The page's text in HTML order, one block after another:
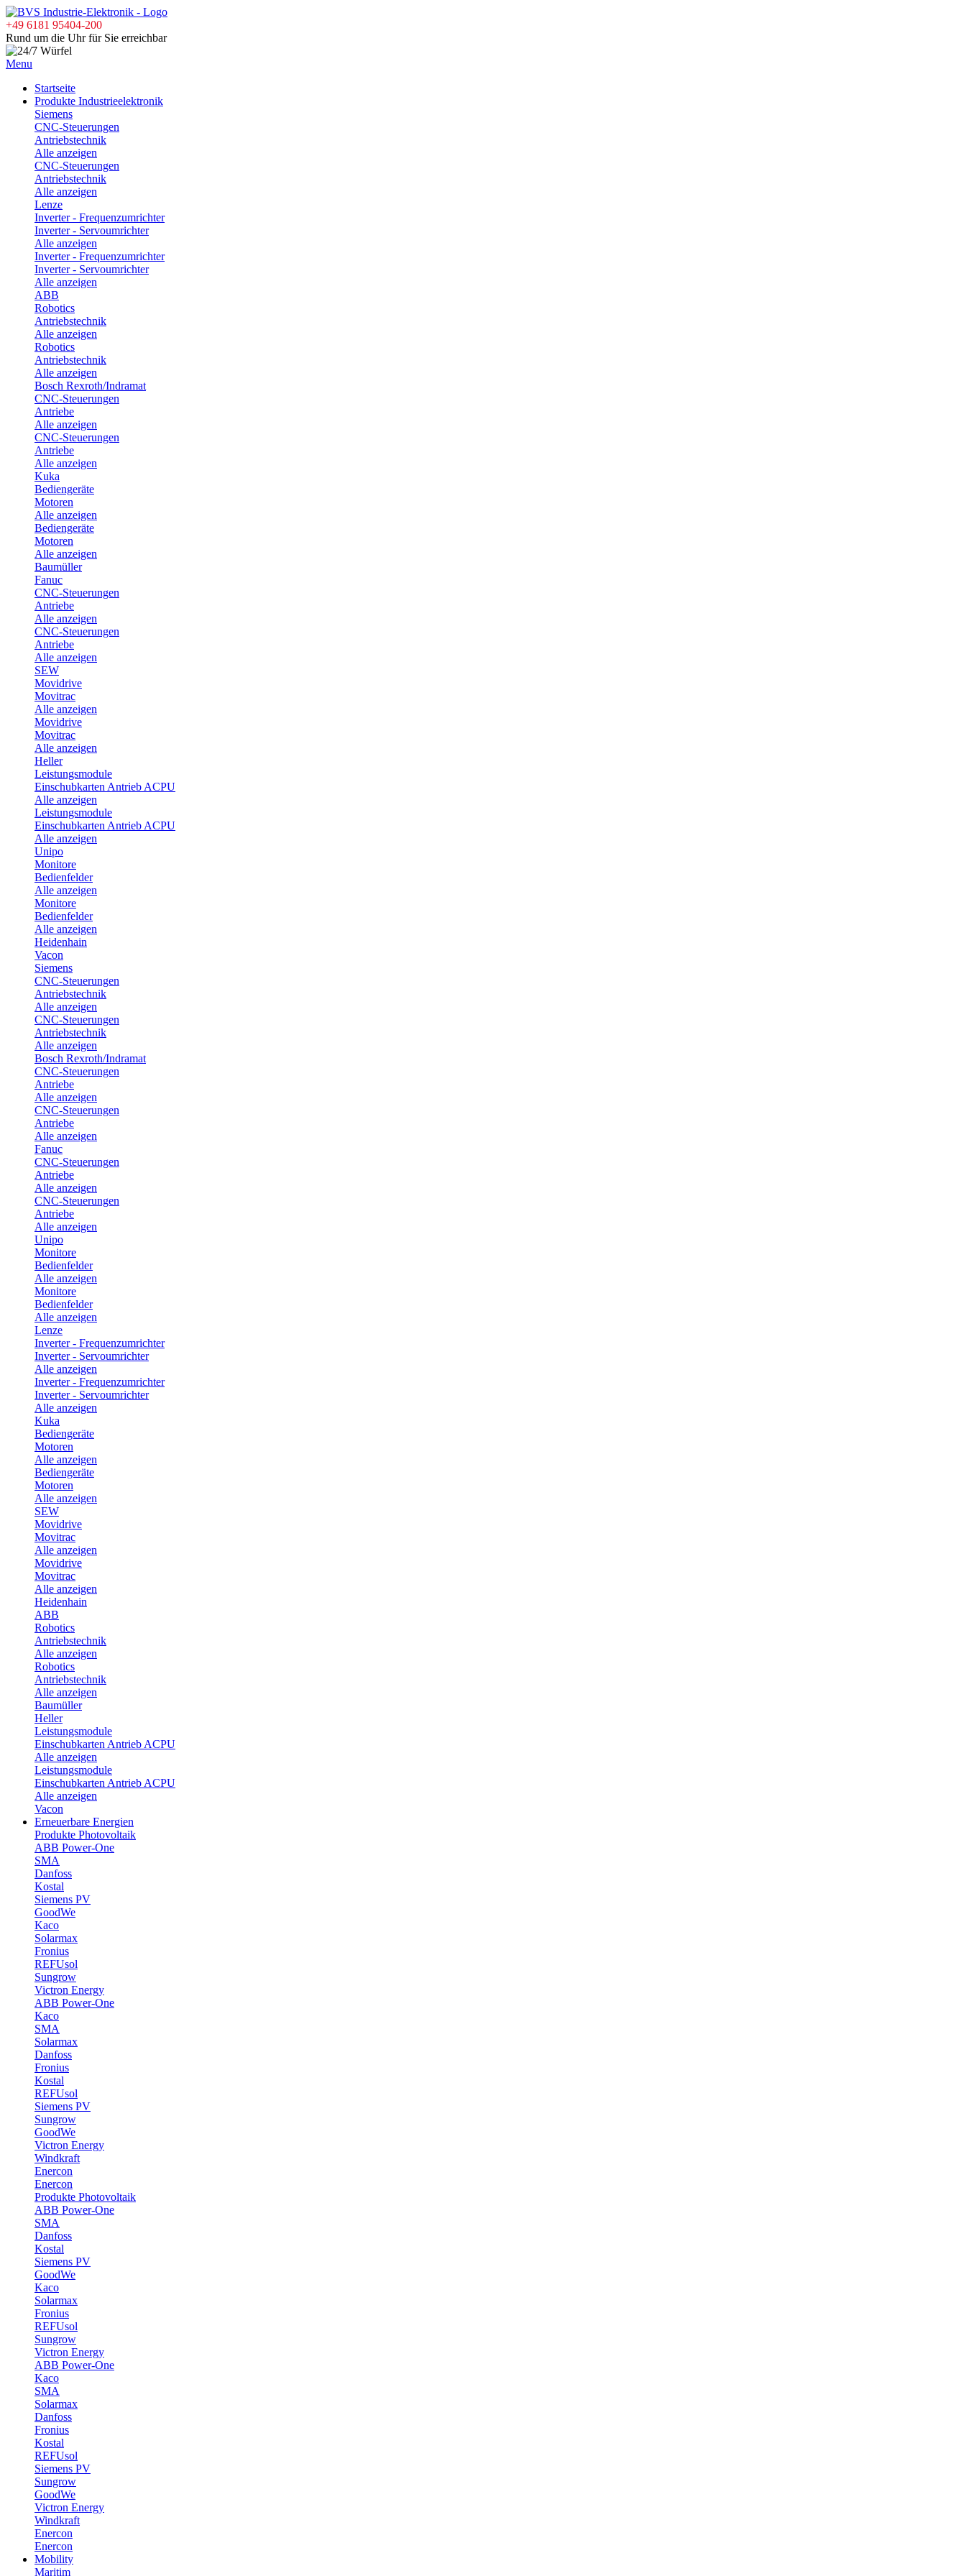
+49 6181 95404-200
Rund um die Uhr für Sie erreichbar
Menu
Startseite
Produkte Industrieelektronik
Siemens
CNC-Steuerungen
Antriebstechnik
Alle anzeigen
CNC-Steuerungen
Antriebstechnik
Alle anzeigen
Lenze
Inverter - Frequenzumrichter
Inverter - Servoumrichter
Alle anzeigen
Inverter - Frequenzumrichter
Inverter - Servoumrichter
Alle anzeigen
ABB
Robotics
Antriebstechnik
Alle anzeigen
Robotics
Antriebstechnik
Alle anzeigen
Bosch Rexroth/Indramat
CNC-Steuerungen
Antriebe
Alle anzeigen
CNC-Steuerungen
Antriebe
Alle anzeigen
Kuka
Bediengeräte
Motoren
Alle anzeigen
Bediengeräte
Motoren
Alle anzeigen
Baumüller
Fanuc
CNC-Steuerungen
Antriebe
Alle anzeigen
CNC-Steuerungen
Antriebe
Alle anzeigen
SEW
Movidrive
Movitrac
Alle anzeigen
Movidrive
Movitrac
Alle anzeigen
Heller
Leistungsmodule
Einschubkarten Antrieb ACPU
Alle anzeigen
Leistungsmodule
Einschubkarten Antrieb ACPU
Alle anzeigen
Unipo
Monitore
Bedienfelder
Alle anzeigen
Monitore
Bedienfelder
Alle anzeigen
Heidenhain
Vacon
Siemens
CNC-Steuerungen
Antriebstechnik
Alle anzeigen
CNC-Steuerungen
Antriebstechnik
Alle anzeigen
Bosch Rexroth/Indramat
CNC-Steuerungen
Antriebe
Alle anzeigen
CNC-Steuerungen
Antriebe
Alle anzeigen
Fanuc
CNC-Steuerungen
Antriebe
Alle anzeigen
CNC-Steuerungen
Antriebe
Alle anzeigen
Unipo
Monitore
Bedienfelder
Alle anzeigen
Monitore
Bedienfelder
Alle anzeigen
Lenze
Inverter - Frequenzumrichter
Inverter - Servoumrichter
Alle anzeigen
Inverter - Frequenzumrichter
Inverter - Servoumrichter
Alle anzeigen
Kuka
Bediengeräte
Motoren
Alle anzeigen
Bediengeräte
Motoren
Alle anzeigen
SEW
Movidrive
Movitrac
Alle anzeigen
Movidrive
Movitrac
Alle anzeigen
Heidenhain
ABB
Robotics
Antriebstechnik
Alle anzeigen
Robotics
Antriebstechnik
Alle anzeigen
Baumüller
Heller
Leistungsmodule
Einschubkarten Antrieb ACPU
Alle anzeigen
Leistungsmodule
Einschubkarten Antrieb ACPU
Alle anzeigen
Vacon
Erneuerbare Energien
Produkte Photovoltaik
ABB Power-One
SMA
Danfoss
Kostal
Siemens PV
GoodWe
Kaco
Solarmax
Fronius
REFUsol
Sungrow
Victron Energy
ABB Power-One
Kaco
SMA
Solarmax
Danfoss
Fronius
Kostal
REFUsol
Siemens PV
Sungrow
GoodWe
Victron Energy
Windkraft
Enercon
Enercon
Produkte Photovoltaik
ABB Power-One
SMA
Danfoss
Kostal
Siemens PV
GoodWe
Kaco
Solarmax
Fronius
REFUsol
Sungrow
Victron Energy
ABB Power-One
Kaco
SMA
Solarmax
Danfoss
Fronius
Kostal
REFUsol
Siemens PV
Sungrow
GoodWe
Victron Energy
Windkraft
Enercon
Enercon
Mobility
Maritim